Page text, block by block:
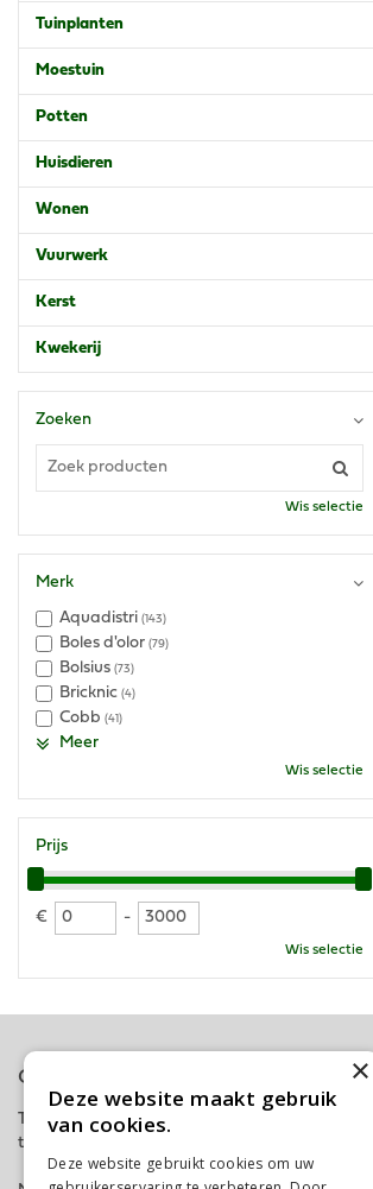
Tuinplanten
Moestuin
Potten
Huisdieren
Wonen
Vuurwerk
Kerst
Kwekerij
Zoeken
Wis selectie
Merk
Aquadistri (143)
Boles d'olor (79)
Bolsius (73)
Bricknic (4)
Cobb (41)
Meer
Wis selectie
Prijs
€ -
Wis selectie
Online tuincentrum
Tuincentrum Schalk is onderdeel van het fysieke
tuincentrum GroenRijk Schalk nabij Breda.
×
Deze website maakt gebruik
van cookies.
Deze website gebruikt cookies om uw